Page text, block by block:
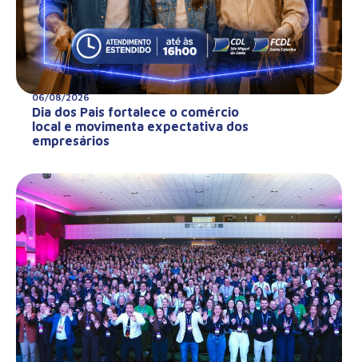
06/08/2026
Dia dos Pais fortalece o comércio
local e movimenta expectativa dos
empresários